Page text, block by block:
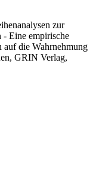
zur
- Eine empirische
die Wahrnehmung
GRIN Verlag,